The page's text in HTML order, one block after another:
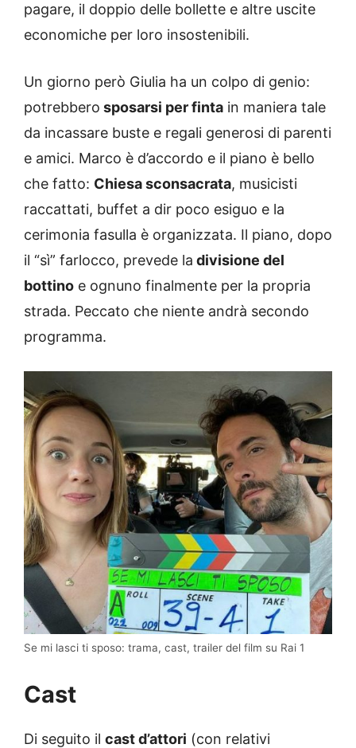
pagare, il doppio delle bollette e altre uscite
economiche per loro insostenibili.
Un giorno però Giulia ha un colpo di genio:
potrebbero sposarsi per finta in maniera tale
da incassare buste e regali generosi di parenti
e amici. Marco è d’accordo e il piano è bello
che fatto: Chiesa sconsacrata, musicisti
raccattati, buffet a dir poco esiguo e la
cerimonia fasulla è organizzata. Il piano, dopo
il “sì” farlocco, prevede la divisione del
bottino e ognuno finalmente per la propria
strada. Peccato che niente andrà secondo
programma.
Se mi lasci ti sposo: trama, cast, trailer del film su Rai 1
Cast
Di seguito il cast d’attori (con relativi